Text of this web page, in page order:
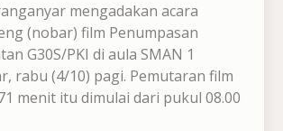
mengadakan acara
(nobar) film Penumpasan
G30S/PKI di aula SMAN 1
rabu (4/10) pagi. Pemutaran film
menit itu dimulai dari pukul 08.00